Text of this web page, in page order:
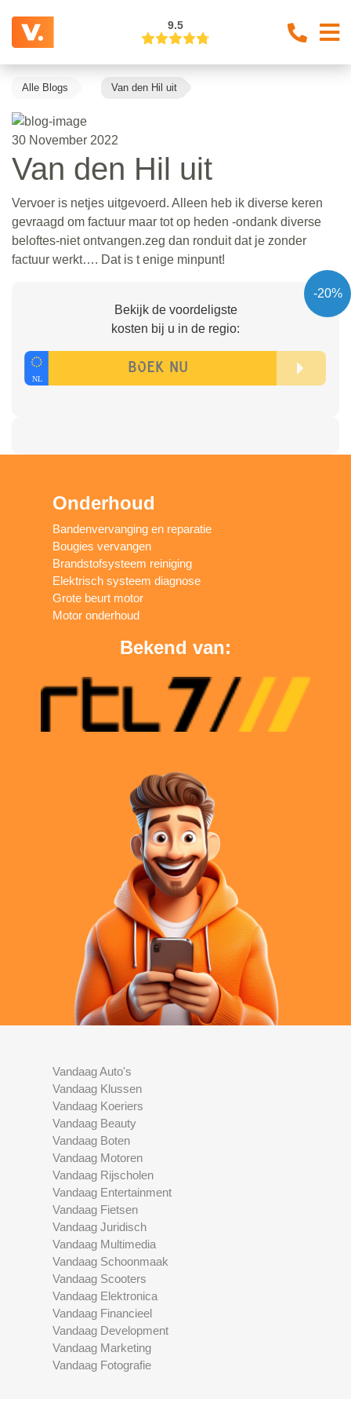
9.5
Alle Blogs Van den Hil uit
30 November 2022
Van den Hil uit
Vervoer is netjes uitgevoerd. Alleen heb ik diverse keren
gevraagd om factuur maar tot op heden -ondank diverse
beloftes-niet ontvangen.zeg dan ronduit dat je zonder
factuur werkt…. Dat is t enige minpunt!
-20%
Bekijk de voordeligste
kosten bij u in de regio:
Onderhoud
Bandenvervanging en reparatie
Bougies vervangen
Brandstofsysteem reiniging
Elektrisch systeem diagnose
Grote beurt motor
Motor onderhoud
Bekend van:
Vandaag Auto's
Vandaag Klussen
Vandaag Koeriers
Vandaag Beauty
Vandaag Boten
Vandaag Motoren
Vandaag Rijscholen
Vandaag Entertainment
Vandaag Fietsen
Vandaag Juridisch
Vandaag Multimedia
Vandaag Schoonmaak
Vandaag Scooters
Vandaag Elektronica
Vandaag Financieel
Vandaag Development
Vandaag Marketing
Vandaag Fotografie